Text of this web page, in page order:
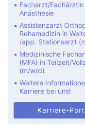
Facharzt/
Anästhesie
Assistenzarzt
Rehamedizin in
/app. Stationsarzt
Medizinische
(MFA) in Teilzeit/
(m/w/d)
Weitere
Karriere bei uns!
Karriere-